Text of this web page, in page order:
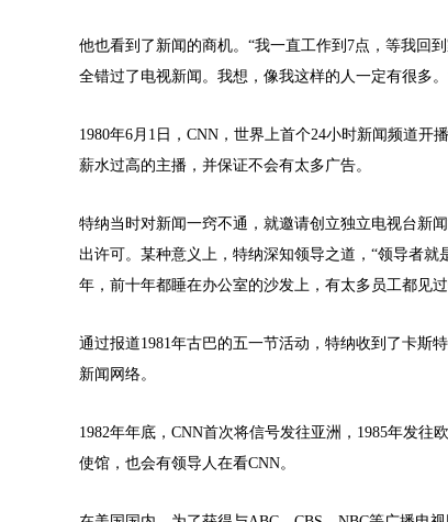
他也看到了新闻的商机。“我一直工作到7点，等我回
全错过了电视新闻。我想，像我这样的人一定有很多
1980年6月1日，CNN，世界上首个24小时新闻频道
薪水过高的主播，并保证不会有太多广告。
特纳当时对新闻一窍不通，就邀请创立独立电视台新
出许可。某种意义上，特纳深知领导之道，“领导者
年，前十年都睡在办公室的沙发上，有太多员工都见
通过报道1981年古巴的五一节活动，特纳收到了卡斯
新闻网络。
1982年年底，CNN首次将信号发往亚洲，1985年发
使馆，也会有领导人在看CNN。